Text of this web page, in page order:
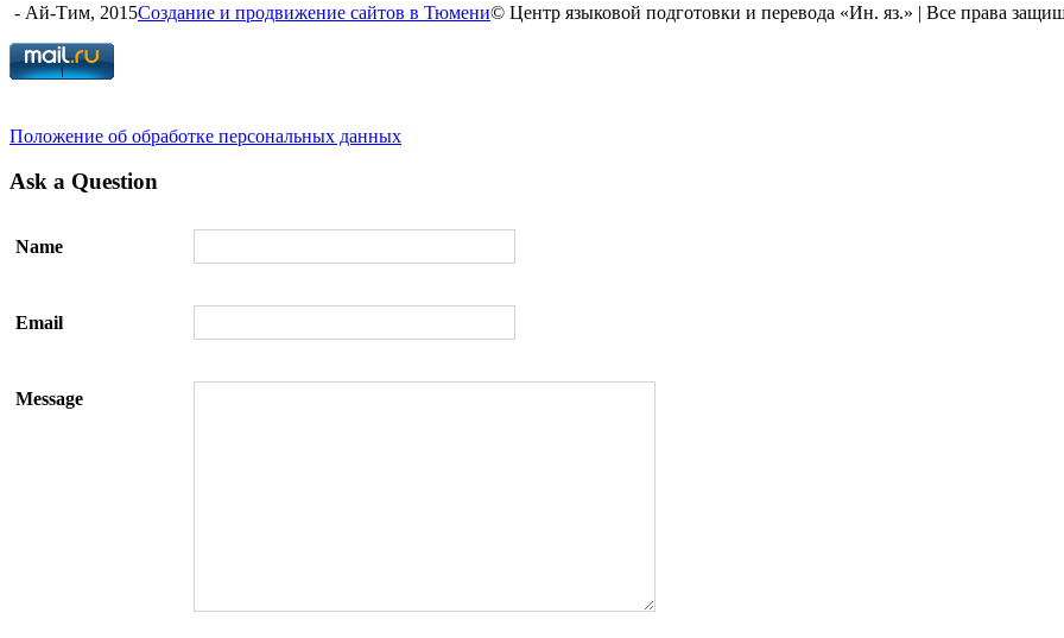
- Ай-Тим, 2015Создание и продвижение сайтов в Тюмени© Центр языковой подготовки и перевода «Ин. яз.» | Все права
Положение об обработке персональных данных
Ask a Question
Name
Email
Message